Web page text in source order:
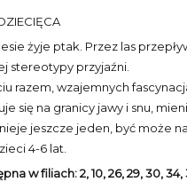
żyje ptak. Przez las
stereotypy przyjaźni.
razem, wzajemnych
się na granicy jawy i snu,
jeszcze jeden, być może
4-6 lat.
w filiach: 2, 10, 26, 29, 30, 34,